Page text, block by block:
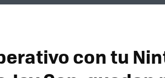
con tu